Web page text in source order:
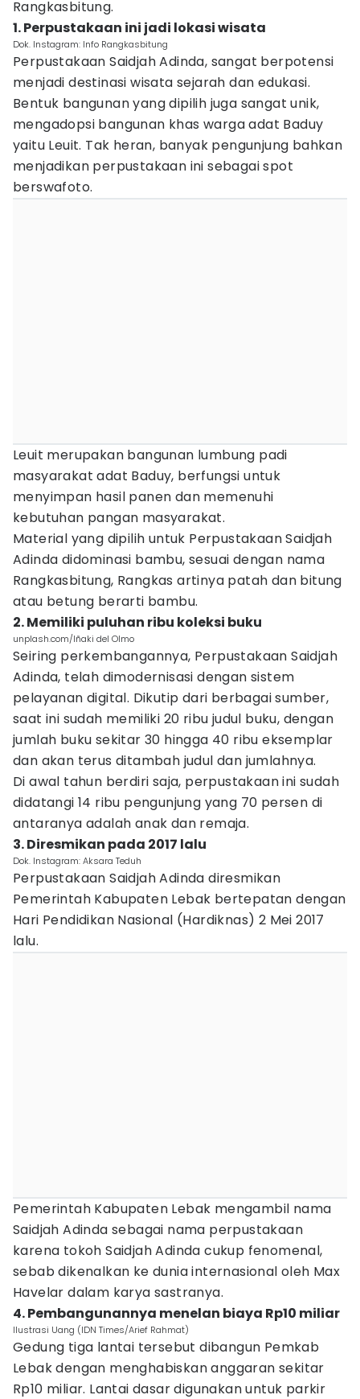
Rangkasbitung.
1. Perpustakaan ini jadi lokasi wisata
Dok. Instagram: Info Rangkasbitung
Perpustakaan Saidjah Adinda, sangat berpotensi
menjadi destinasi wisata sejarah dan edukasi.
Bentuk bangunan yang dipilih juga sangat unik,
mengadopsi bangunan khas warga adat Baduy
yaitu Leuit. Tak heran, banyak pengunjung bahkan
menjadikan perpustakaan ini sebagai spot
berswafoto.
Leuit merupakan bangunan lumbung padi
masyarakat adat Baduy, berfungsi untuk
menyimpan hasil panen dan memenuhi
kebutuhan pangan masyarakat.
Material yang dipilih untuk Perpustakaan Saidjah
Adinda didominasi bambu, sesuai dengan nama
Rangkasbitung, Rangkas artinya patah dan bitung
atau betung berarti bambu.
2. Memiliki puluhan ribu koleksi buku
unplash.com/Iñaki del Olmo
Seiring perkembangannya, Perpustakaan Saidjah
Adinda, telah dimodernisasi dengan sistem
pelayanan digital. Dikutip dari berbagai sumber,
saat ini sudah memiliki 20 ribu judul buku, dengan
jumlah buku sekitar 30 hingga 40 ribu eksemplar
dan akan terus ditambah judul dan jumlahnya.
Di awal tahun berdiri saja, perpustakaan ini sudah
didatangi 14 ribu pengunjung yang 70 persen di
antaranya adalah anak dan remaja.
3. Diresmikan pada 2017 lalu
Dok. Instagram: Aksara Teduh
Perpustakaan Saidjah Adinda diresmikan
Pemerintah Kabupaten Lebak bertepatan dengan
Hari Pendidikan Nasional (Hardiknas) 2 Mei 2017
lalu.
Pemerintah Kabupaten Lebak mengambil nama
Saidjah Adinda sebagai nama perpustakaan
karena tokoh Saidjah Adinda cukup fenomenal,
sebab dikenalkan ke dunia internasional oleh Max
Havelar dalam karya sastranya.
4. Pembangunannya menelan biaya Rp10 miliar
Ilustrasi Uang (IDN Times/Arief Rahmat)
Gedung tiga lantai tersebut dibangun Pemkab
Lebak dengan menghabiskan anggaran sekitar
Rp10 miliar. Lantai dasar digunakan untuk parkir